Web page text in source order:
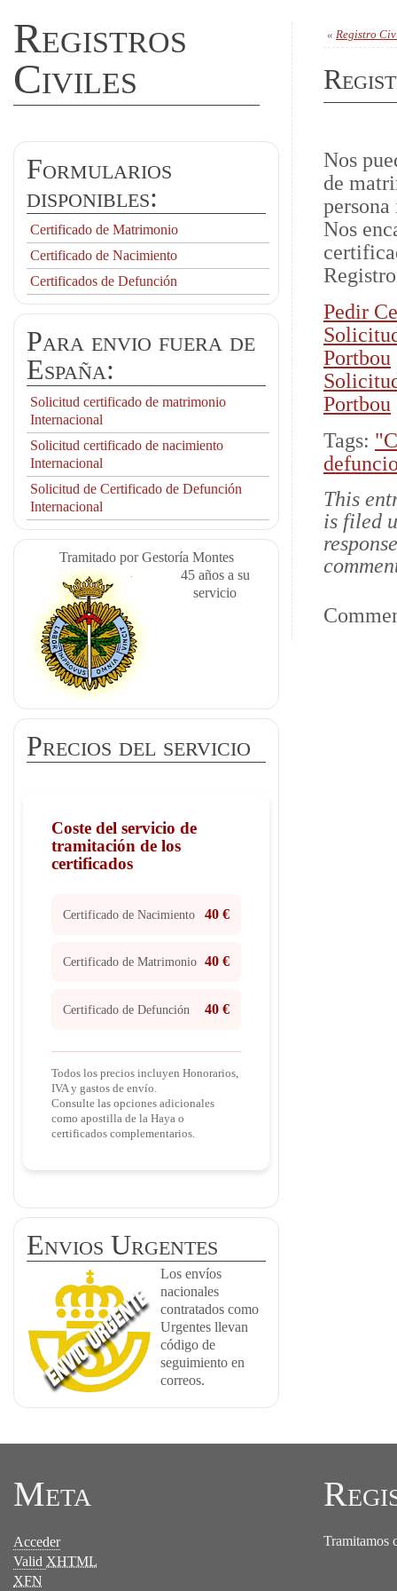
Registros
Civiles
« Registro
Nos
de
Nos
Pedir
Portbou
Portbou
Tags:
This
is filed
Formularios
disponibles:
Certificado de Matrimonio
Certificado de Nacimiento
Certificados de Defunción
Para envio fuera de
España:
Solicitud certificado de matrimonio
Internacional
Solicitud certificado de nacimiento
Internacional
Solicitud de Certificado de Defunción
Internacional
Tramitado por Gestoría Montes
45 años a su
servicio
Precios del servicio
Coste del servicio de
tramitación de los
certificados
Certificado de Nacimiento 40 €
Certificado de Matrimonio 40 €
Certificado de Defunción 40 €
Todos los precios incluyen Honorarios,
IVA y gastos de envío.
Consulte las opciones adicionales
como apostilla de la Haya o
certificados complementarios.
Envios Urgentes
Los envíos
nacionales
contratados como
Urgentes llevan
código de
seguimiento en
correos.
Meta
Acceder
Valid XHTML
XFN
Tramitamos